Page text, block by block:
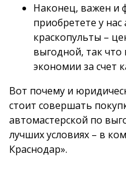
Наконец, важен и
приобретете у
краскопульты –
выгодной, так что
экономии за счет
Вот почему и
стоит совершать
автомастерской по
лучших условиях – в
Краснодар».